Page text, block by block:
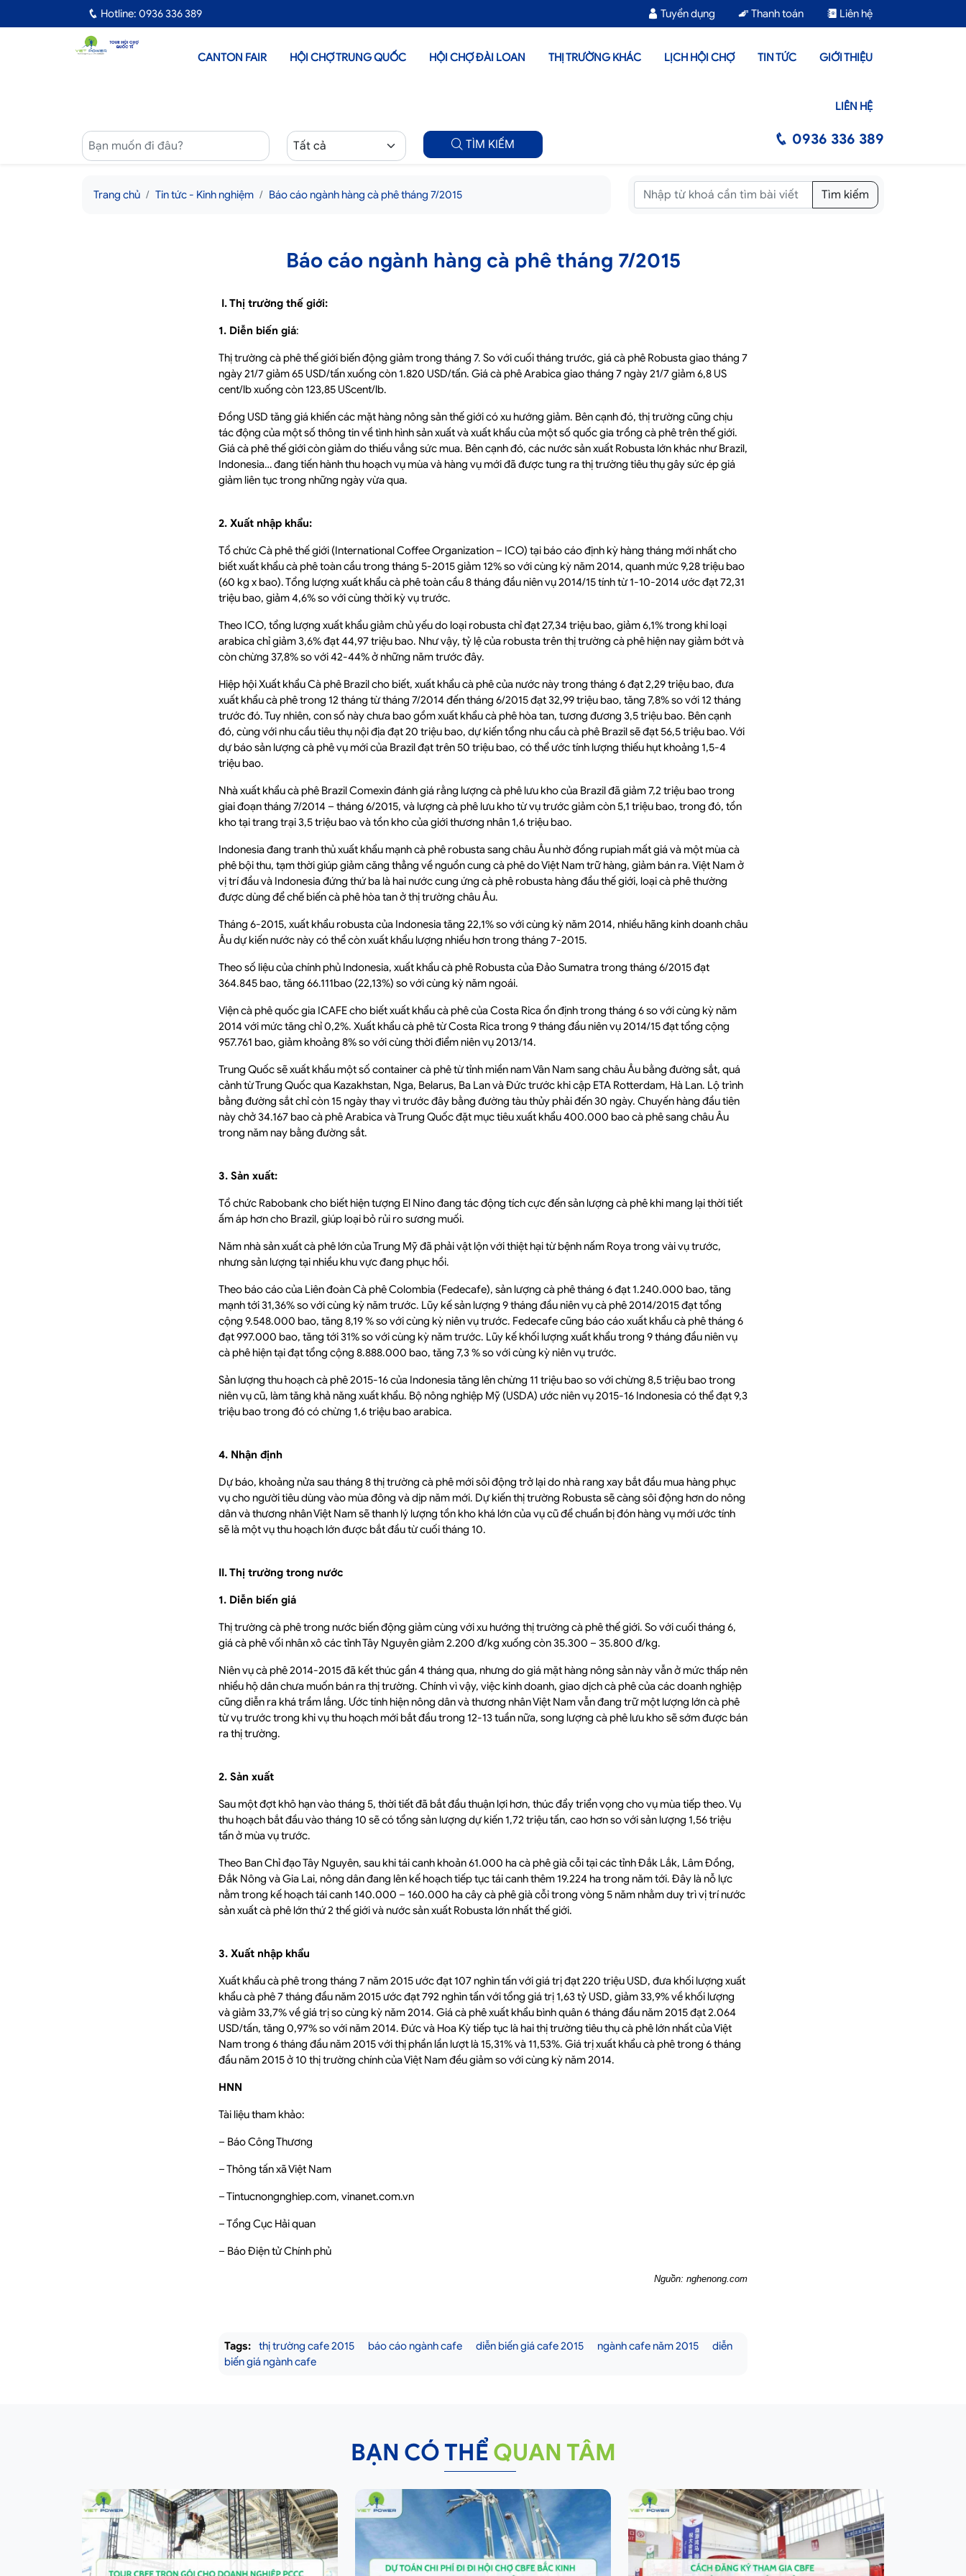
Hotline: 0936 336 389 Tuyển dụng Thanh toán Liên hệ
CANTON FAIR HỘI CHỢ TRUNG QUỐC HỘI CHỢ ĐÀI LOAN THỊ TRƯỜNG KHÁC LỊCH HỘI CHỢ TIN TỨC GIỚI THIỆU
LIÊN HỆ
TÌM KIẾM 0936 336 389
Trang chủ Tin tức - Kinh nghiệm Báo cáo ngành hàng cà phê tháng 7/2015 Tìm kiếm
Báo cáo ngành hàng cà phê tháng 7/2015
I. Thị trường thế giới:
1. Diễn biến giá:
Thị trường cà phê thế giới biến động giảm trong tháng 7. So với cuối tháng trước, giá cà phê Robusta giao tháng 7
ngày 21/7 giảm 65 USD/tấn xuống còn 1.820 USD/tấn. Giá cà phê Arabica giao tháng 7 ngày 21/7 giảm 6,8 US
cent/lb xuống còn 123,85 UScent/lb.
Đồng USD tăng giá khiến các mặt hàng nông sản thế giới có xu hướng giảm. Bên cạnh đó, thị trường cũng chịu
tác động của một số thông tin về tình hình sản xuất và xuất khẩu của một số quốc gia trồng cà phê trên thế giới.
Giá cà phê thế giới còn giảm do thiếu vắng sức mua. Bên cạnh đó, các nước sản xuất Robusta lớn khác như Brazil,
Indonesia… đang tiến hành thu hoạch vụ mùa và hàng vụ mới đã được tung ra thị trường tiêu thụ gây sức ép giá
giảm liên tục trong những ngày vừa qua.
2. Xuất nhập khẩu:
Tổ chức Cà phê thế giới (International Coffee Organization – ICO) tại báo cáo định kỳ hàng tháng mới nhất cho
biết xuất khẩu cà phê toàn cầu trong tháng 5-2015 giảm 12% so với cùng kỳ năm 2014, quanh mức 9,28 triệu bao
(60 kg x bao). Tổng lượng xuất khẩu cà phê toàn cầu 8 tháng đầu niên vụ 2014/15 tính từ 1-10-2014 ước đạt 72,31
triệu bao, giảm 4,6% so với cùng thời kỳ vụ trước.
Theo ICO, tổng lượng xuất khẩu giảm chủ yếu do loại robusta chỉ đạt 27,34 triệu bao, giảm 6,1% trong khi loại
arabica chỉ giảm 3,6% đạt 44,97 triệu bao. Như vậy, tỷ lệ của robusta trên thị trường cà phê hiện nay giảm bớt và
còn chừng 37,8% so với 42-44% ở những năm trước đây.
Hiệp hội Xuất khẩu Cà phê Brazil cho biết, xuất khẩu cà phê của nước này trong tháng 6 đạt 2,29 triệu bao, đưa
xuất khẩu cà phê trong 12 tháng từ tháng 7/2014 đến tháng 6/2015 đạt 32,99 triệu bao, tăng 7,8% so với 12 tháng
trước đó. Tuy nhiên, con số này chưa bao gồm xuất khẩu cà phê hòa tan, tương đương 3,5 triệu bao. Bên cạnh
đó, cùng với nhu cầu tiêu thụ nội địa đạt 20 triệu bao, dự kiến tổng nhu cầu cà phê Brazil sẽ đạt 56,5 triệu bao. Với
dự báo sản lượng cà phê vụ mới của Brazil đạt trên 50 triệu bao, có thể ước tính lượng thiếu hụt khoảng 1,5-4
triệu bao.
Nhà xuất khẩu cà phê Brazil Comexin đánh giá rằng lượng cà phê lưu kho của Brazil đã giảm 7,2 triệu bao trong
giai đoạn tháng 7/2014 – tháng 6/2015, và lượng cà phê lưu kho từ vụ trước giảm còn 5,1 triệu bao, trong đó, tồn
kho tại trang trại 3,5 triệu bao và tồn kho của giới thương nhân 1,6 triệu bao.
Indonesia đang tranh thủ xuất khẩu mạnh cà phê robusta sang châu Âu nhờ đồng rupiah mất giá và một mùa cà
phê bội thu, tạm thời giúp giảm căng thẳng về nguồn cung cà phê do Việt Nam trữ hàng, giảm bán ra. Việt Nam ở
vị trí đầu và Indonesia đứng thứ ba là hai nước cung ứng cà phê robusta hàng đầu thế giới, loại cà phê thường
được dùng để chế biến cà phê hòa tan ở thị trường châu Âu.
Tháng 6-2015, xuất khẩu robusta của Indonesia tăng 22,1% so với cùng kỳ năm 2014, nhiều hãng kinh doanh châu
Âu dự kiến nước này có thể còn xuất khẩu lượng nhiều hơn trong tháng 7-2015.
Theo số liệu của chính phủ Indonesia, xuất khẩu cà phê Robusta của Đảo Sumatra trong tháng 6/2015 đạt
364.845 bao, tăng 66.111bao (22,13%) so với cùng kỳ năm ngoái.
Viện cà phê quốc gia ICAFE cho biết xuất khẩu cà phê của Costa Rica ổn định trong tháng 6 so với cùng kỳ năm
2014 với mức tăng chỉ 0,2%. Xuất khẩu cà phê từ Costa Rica trong 9 tháng đầu niên vụ 2014/15 đạt tổng cộng
957.761 bao, giảm khoảng 8% so với cùng thời điểm niên vụ 2013/14.
Trung Quốc sẽ xuất khẩu một số container cà phê từ tỉnh miền nam Vân Nam sang châu Âu bằng đường sắt, quá
cảnh từ Trung Quốc qua Kazakhstan, Nga, Belarus, Ba Lan và Đức trước khi cập ETA Rotterdam, Hà Lan. Lộ trình
bằng đường sắt chỉ còn 15 ngày thay vì trước đây bằng đường tàu thủy phải đến 30 ngày. Chuyến hàng đầu tiên
này chở 34.167 bao cà phê Arabica và Trung Quốc đặt mục tiêu xuất khẩu 400.000 bao cà phê sang châu Âu
trong năm nay bằng đường sắt.
3. Sản xuất:
Tổ chức Rabobank cho biết hiện tượng El Nino đang tác động tích cực đến sản lượng cà phê khi mang lại thời tiết
ấm áp hơn cho Brazil, giúp loại bỏ rủi ro sương muối.
Năm nhà sản xuất cà phê lớn của Trung Mỹ đã phải vật lộn với thiệt hại từ bệnh nấm Roya trong vài vụ trước,
nhưng sản lượng tại nhiều khu vực đang phục hồi.
Theo báo cáo của Liên đoàn Cà phê Colombia (Fedecafe), sản lượng cà phê tháng 6 đạt 1.240.000 bao, tăng
mạnh tới 31,36% so với cùng kỳ năm trước. Lũy kế sản lượng 9 tháng đầu niên vụ cà phê 2014/2015 đạt tổng
cộng 9.548.000 bao, tăng 8,19 % so với cùng kỳ niên vụ trước. Fedecafe cũng báo cáo xuất khẩu cà phê tháng 6
đạt 997.000 bao, tăng tới 31% so với cùng kỳ năm trước. Lũy kế khối lượng xuất khẩu trong 9 tháng đầu niên vụ
cà phê hiện tại đạt tổng cộng 8.888.000 bao, tăng 7,3 % so với cùng kỳ niên vụ trước.
Sản lượng thu hoạch cà phê 2015-16 của Indonesia tăng lên chừng 11 triệu bao so với chừng 8,5 triệu bao trong
niên vụ cũ, làm tăng khả năng xuất khẩu. Bộ nông nghiệp Mỹ (USDA) ước niên vụ 2015-16 Indonesia có thể đạt 9,3
triệu bao trong đó có chừng 1,6 triệu bao arabica.
4. Nhận định
Dự báo, khoảng nửa sau tháng 8 thị trường cà phê mới sôi động trở lại do nhà rang xay bắt đầu mua hàng phục
vụ cho người tiêu dùng vào mùa đông và dịp năm mới. Dự kiến thị trường Robusta sẽ càng sôi động hơn do nông
dân và thương nhân Việt Nam sẽ thanh lý lượng tồn kho khá lớn của vụ cũ để chuẩn bị đón hàng vụ mới ước tính
sẽ là một vụ thu hoạch lớn được bắt đầu từ cuối tháng 10.
II. Thị trường trong nước
1. Diễn biến giá
Thị trường cà phê trong nước biến động giảm cùng với xu hướng thị trường cà phê thế giới. So với cuối tháng 6,
giá cà phê vối nhân xô các tỉnh Tây Nguyên giảm 2.200 đ/kg xuống còn 35.300 – 35.800 đ/kg.
Niên vụ cà phê 2014-2015 đã kết thúc gần 4 tháng qua, nhưng do giá mặt hàng nông sản này vẫn ở mức thấp nên
nhiều hộ dân chưa muốn bán ra thị trường. Chính vì vậy, việc kinh doanh, giao dịch cà phê của các doanh nghiệp
cũng diễn ra khá trầm lắng. Ước tính hiện nông dân và thương nhân Việt Nam vẫn đang trữ một lượng lớn cà phê
từ vụ trước trong khi vụ thu hoạch mới bắt đầu trong 12-13 tuần nữa, song lượng cà phê lưu kho sẽ sớm được bán
ra thị trường.
2. Sản xuất
Sau một đợt khô hạn vào tháng 5, thời tiết đã bắt đầu thuận lợi hơn, thúc đẩy triển vọng cho vụ mùa tiếp theo. Vụ
thu hoạch bắt đầu vào tháng 10 sẽ có tổng sản lượng dự kiến 1,72 triệu tấn, cao hơn so với sản lượng 1,56 triệu
tấn ở mùa vụ trước.
Theo Ban Chỉ đạo Tây Nguyên, sau khi tái canh khoản 61.000 ha cà phê già cỗi tại các tỉnh Đắk Lắk, Lâm Đồng,
Đắk Nông và Gia Lai, nông dân đang lên kế hoạch tiếp tục tái canh thêm 19.224 ha trong năm tới. Đây là nỗ lực
nằm trong kế hoạch tái canh 140.000 – 160.000 ha cây cà phê già cỗi trong vòng 5 năm nhằm duy trì vị trí nước
sản xuất cà phê lớn thứ 2 thế giới và nước sản xuất Robusta lớn nhất thế giới.
3. Xuất nhập khẩu
Xuất khẩu cà phê trong tháng 7 năm 2015 ước đạt 107 nghìn tấn với giá trị đạt 220 triệu USD, đưa khối lượng xuất
khẩu cà phê 7 tháng đầu năm 2015 ước đạt 792 nghìn tấn với tổng giá trị 1,63 tỷ USD, giảm 33,9% về khối lượng
và giảm 33,7% về giá trị so cùng kỳ năm 2014. Giá cà phê xuất khẩu bình quân 6 tháng đầu năm 2015 đạt 2.064
USD/tấn, tăng 0,97% so với năm 2014. Đức và Hoa Kỳ tiếp tục là hai thị trường tiêu thụ cà phê lớn nhất của Việt
Nam trong 6 tháng đầu năm 2015 với thị phần lần lượt là 15,31% và 11,53%. Giá trị xuất khẩu cà phê trong 6 tháng
đầu năm 2015 ở 10 thị trường chính của Việt Nam đều giảm so với cùng kỳ năm 2014.
HNN
Tài liệu tham khảo:
– Báo Công Thương
– Thông tấn xã Việt Nam
– Tintucnongnghiep.com, vinanet.com.vn
– Tổng Cục Hải quan
– Báo Điện tử Chính phủ
Nguồn: nghenong.com
Tags: thị trường cafe 2015 báo cáo ngành cafe diễn biến giá cafe 2015 ngành cafe năm 2015
diễn
biến giá ngành cafe
BẠN CÓ THỂ QUAN TÂM